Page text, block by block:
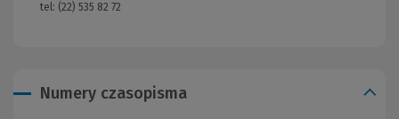
tel: (22) 535 82 72
Numery czasopisma